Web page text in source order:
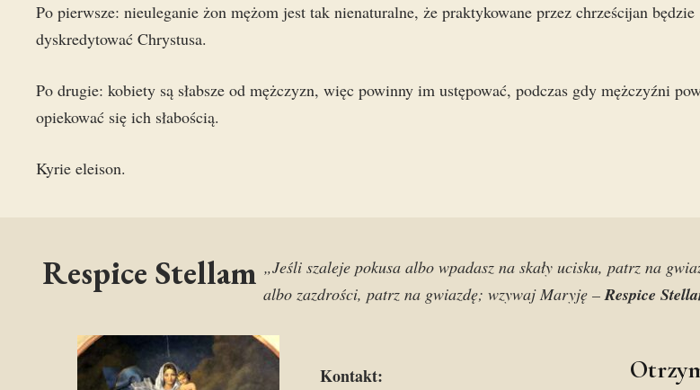
Po pierwsze: nieuleganie żon mężom jest tak nienaturalne, że praktykowane przez chrześcijan będzie
dyskredytować Chrystusa.
Po drugie: kobiety są słabsze od mężczyzn, więc powinny im ustępować, podczas gdy mężczyźni
opiekować się ich słabością.
Kyrie eleison.
Respice Stellam „Jeśli szaleje pokusa albo wpadasz na skały ucisku, patrz na
albo zazdrości, patrz na gwiazdę; wzywaj Maryję –Respice
Kontakt: